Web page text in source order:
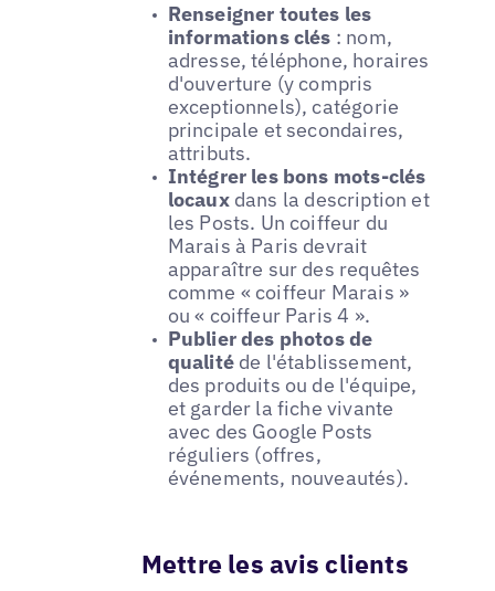
Renseigner toutes les
informations clés : nom,
adresse, téléphone, horaires
d'ouverture (y compris
exceptionnels), catégorie
principale et secondaires,
attributs.
Intégrer les bons mots-clés
locauxdans la description et
les Posts. Un coiffeur du
Marais à Paris devrait
apparaître sur des requêtes
comme « coiffeur Marais »
ou « coiffeur Paris 4 ».
Publier des photos de
qualitéde l'établissement,
des produits ou de l'équipe,
et garder la fiche vivante
avec des Google Posts
réguliers (offres,
événements, nouveautés).
Mettre les avis clients